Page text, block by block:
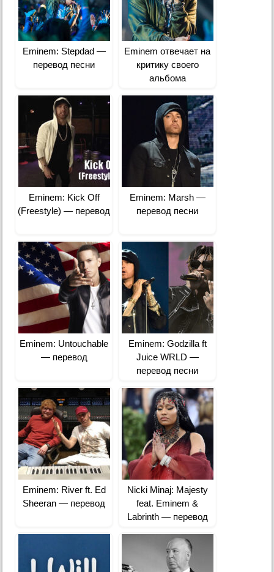
Eminem: Stepdad —
перевод песни
Eminem отвечает на
критику своего
альбома
Eminem: Kick Off
(Freestyle) — перевод
Eminem: Marsh —
перевод песни
Eminem: Untouchable
— перевод
Eminem: Godzilla ft
Juice WRLD —
перевод песни
Eminem: River ft. Ed
Sheeran — перевод
Nicki Minaj: Majesty
feat. Eminem &
Labrinth — перевод